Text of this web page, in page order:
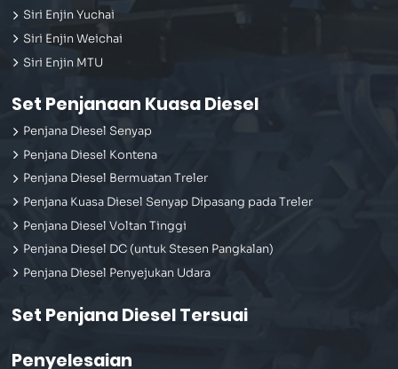
Siri Enjin Yuchai
Siri Enjin Weichai
Siri Enjin MTU
Set Penjanaan Kuasa Diesel
Penjana Diesel Senyap
Penjana Diesel Kontena
Penjana Diesel Bermuatan Treler
Penjana Kuasa Diesel Senyap Dipasang pada Treler
Penjana Diesel Voltan Tinggi
Penjana Diesel DC (untuk Stesen Pangkalan)
Penjana Diesel Penyejukan Udara
Set Penjana Diesel Tersuai
Penyelesaian